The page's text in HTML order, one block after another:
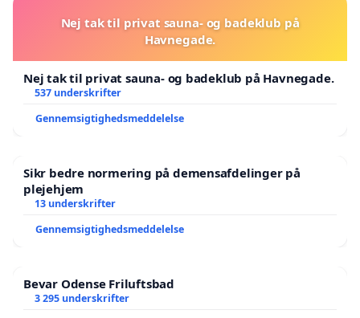
Nej tak til privat sauna- og badeklub på
Havnegade.
Nej tak til privat sauna- og badeklub på Havnegade.
537 underskrifter
Gennemsigtighedsmeddelelse
Sikr bedre normering på demensafdelinger på
plejehjem
13 underskrifter
Gennemsigtighedsmeddelelse
Bevar Odense Friluftsbad
3 295 underskrifter